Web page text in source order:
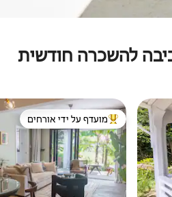
להשכרה חודשית
מוביל בקרב נכסים מועדפים
מועדף על ידי אורחים